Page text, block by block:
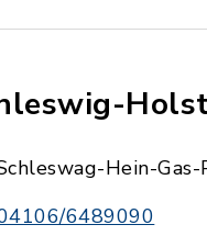
Hein-
6489090